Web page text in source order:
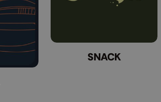
SNACK